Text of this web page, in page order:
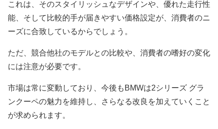
これは、そのスタイリッシュなデザインや、優れた走行性
能、そして比較的手が届きやすい価格設定が、消費者のニ
ーズに合致しているからでしょう。
ただ、競合他社のモデルとの比較や、消費者の嗜好の変化
には注意が必要です。
市場は常に変動しており、今後もBMWは2シリーズ グラ
ンクーペの魅力を維持し、さらなる改良を加えていくこと
が求められます。